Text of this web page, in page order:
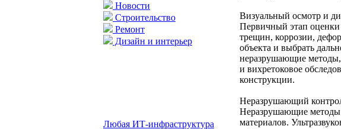
Новости
Строительство
Ремонт
Дизайн и интерьер
Любая ИТ-инфраструктура
Визуальный осмотр и
Первичный этап
трещин, коррозии,
объекта и выбрать
неразрушающие методы,
и вихретоковое
конструкции.
Неразрушающий
Неразрушающие методы
материалов.